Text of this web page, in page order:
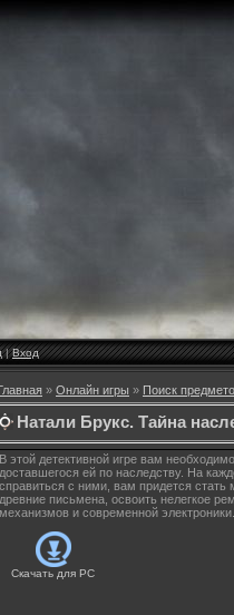
|Вход
» Онлайн игры » Поиск
Натали Брукс. Тайна
В этой детективной игре вам
доставшегося ей по наследству. На
справиться с ними, вам придется
древние письмена, освоить нелегкое
механизмов и современной электроники.
Скачать для PC